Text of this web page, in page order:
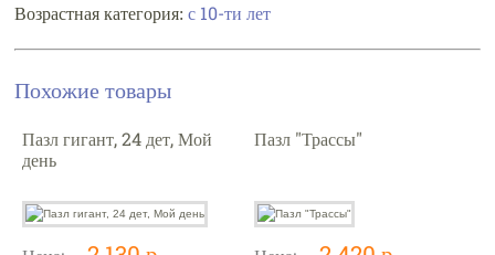
Возрастная категория:с 10-ти лет
Похожие товары
Пазл гигант, 24 дет, Мой
день
Пазл "Трассы"